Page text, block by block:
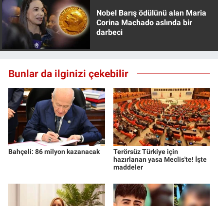
Nobel Barış ödülünü alan Maria
Corina Machado aslında bir
darbeci
Bunlar da ilginizi çekebilir
Bahçeli: 86 milyon kazanacak
Terörsüz Türkiye için
hazırlanan yasa Meclis'te! İşte
maddeler